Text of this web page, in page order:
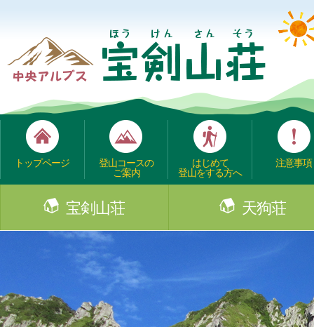
トップページ
登山コースの
ご案内
はじめて
登山をする方へ
注意事項
宝剣山荘 天狗荘